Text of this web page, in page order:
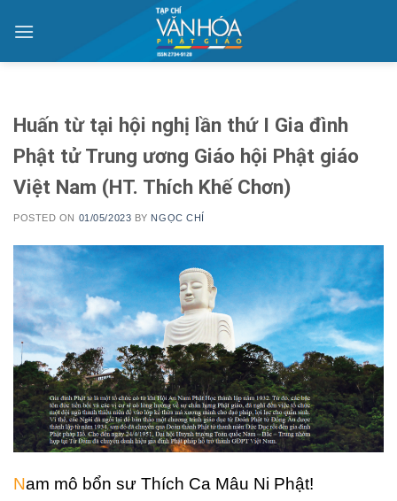
Huấn từ tại hội nghị lần thứ I Gia đình
Phật tử Trung ương Giáo hội Phật giáo
Việt Nam (HT. Thích Khế Chơn)
POSTED ON 01/05/2023 BY NGỌC CHÍ
Nam mô bổn sư Thích Ca Mâu Ni Phật!